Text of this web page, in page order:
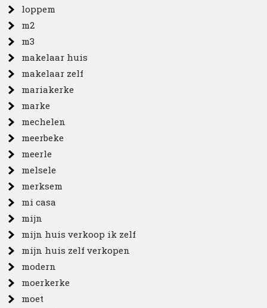
loppem
m2
m3
makelaar huis
makelaar zelf
mariakerke
marke
mechelen
meerbeke
meerle
melsele
merksem
mi casa
mijn
mijn huis verkoop ik zelf
mijn huis zelf verkopen
modern
moerkerke
moet